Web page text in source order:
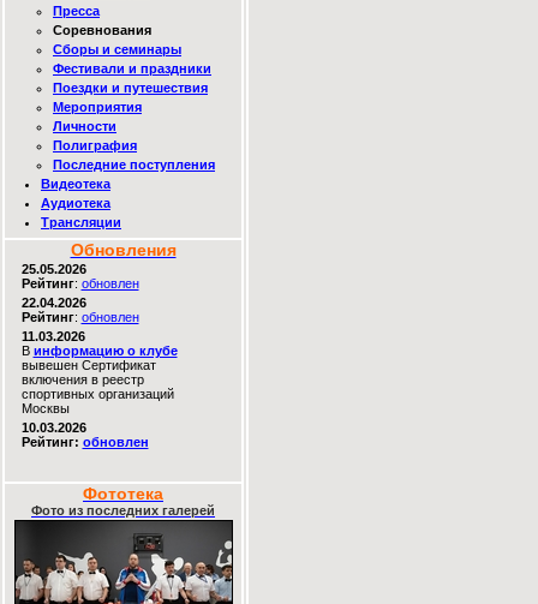
Пресса
Соревнования
Сборы и семинары
Фестивали и праздники
Поездки и путешествия
Мероприятия
Личности
Полиграфия
Последние поступления
Видеотека
Аудиотека
Трансляции
Обновления
25.05.2026
Рейтинг: обновлен
22.04.2026
Рейтинг: обновлен
11.03.2026
В информацию о клубе
вывешен Сертификат
включения в реестр
спортивных организаций
Москвы
10.03.2026
Рейтинг: обновлен
Фототека
Фото из последних галерей